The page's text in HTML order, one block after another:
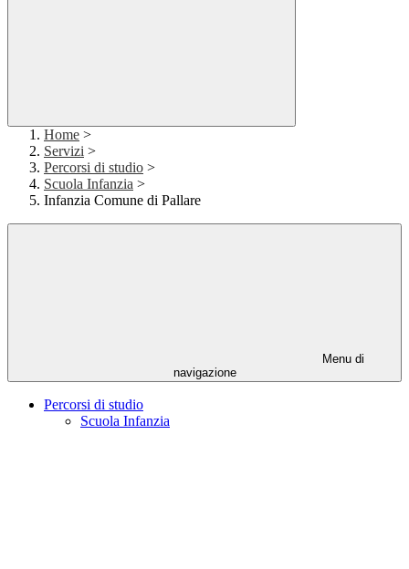
Home >
Servizi >
Percorsi di studio >
Scuola Infanzia >
Infanzia Comune di Pallare
Menu di
navigazione
Percorsi di studio
Scuola Infanzia